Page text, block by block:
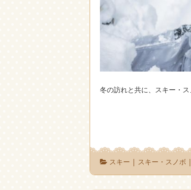
冬の訪れと共に、スキー・
スキー | スキー・スノボ